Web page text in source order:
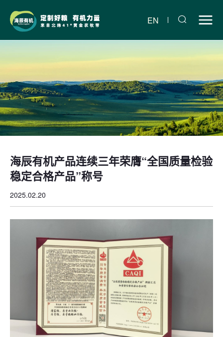
海
辰
有
机
产
品
连
续
三
年
荣
膺
“全
验
EN
海辰有机产品连续三年荣膺“全国质量检验
稳定合格产品”称号
2025.02.20